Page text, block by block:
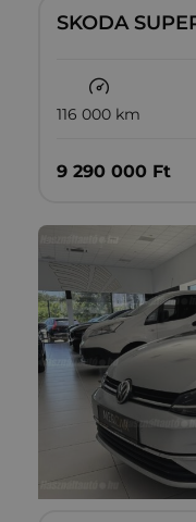
SKODA
116 000 km
9‏‏‎ ‎290‏‏‎ ‎000 Ft